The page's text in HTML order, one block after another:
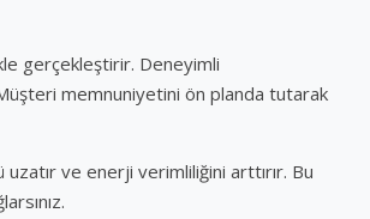
gerçekleştirir. Deneyimli
memnuniyetini ön planda tutarak
uzatır ve enerji verimliliğini arttırır. Bu